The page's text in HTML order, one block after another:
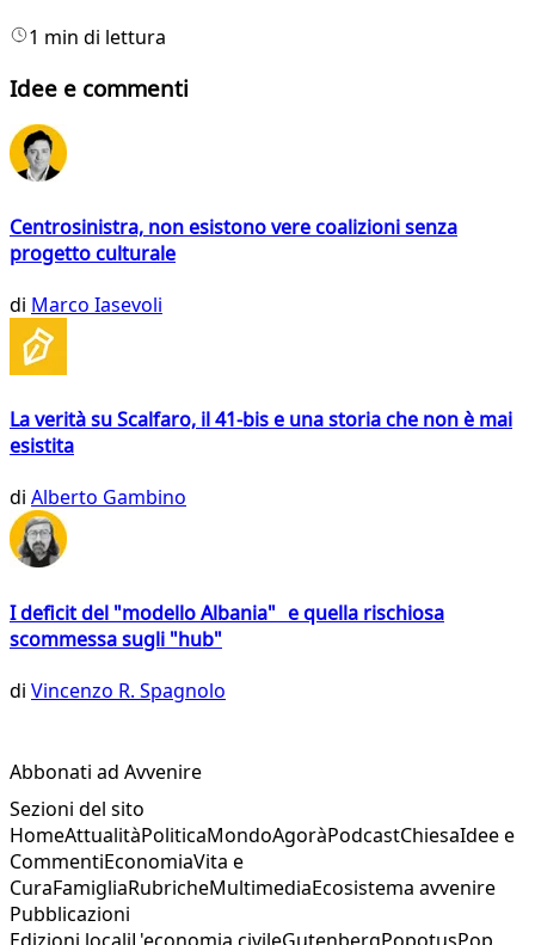
1 min di lettura
Idee e commenti
Centrosinistra, non esistono vere coalizioni senza
progetto culturale
di Marco Iasevoli
La verità su Scalfaro, il 41-bis e una storia che non è mai
esistita
di Alberto Gambino
I deficit del "modello Albania" e quella rischiosa
scommessa sugli "hub"
di Vincenzo R. Spagnolo
Abbonati ad Avvenire
Sezioni del sito
HomeAttualitàPoliticaMondoAgoràPodcastChiesaIdee e
CommentiEconomiaVita e
CuraFamigliaRubricheMultimediaEcosistema avvenire
Pubblicazioni